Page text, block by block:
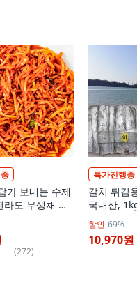
가 보내는 수제
라도 무생채 김
(272)
특가진행중
갈치 튀김
국내산,
할인 69%
10,970원